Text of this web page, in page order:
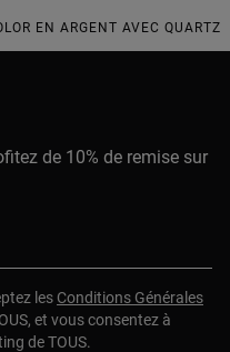
PIERRES PRÉCIEUSES
EN ARGENT AVEC QUARTZ
de 10% de remise sur
les Conditions Générales
et vous consentez à
de TOUS.